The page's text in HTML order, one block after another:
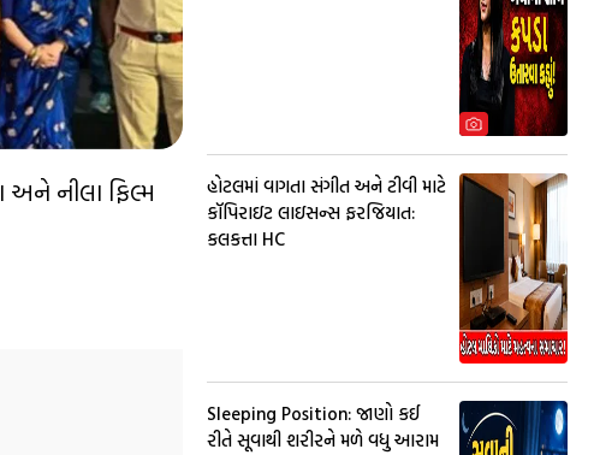
અને નીલા ફિલ્મ
હોટલમાં વાગતા સંગીત અને ટીવી માટે
કૉપિરાઇટ લાઇસન્સ ફરજિયાત:
કલકત્તા HC
Sleeping Position: જાણો કઈ
રીતે સૂવાથી શરીરને મળે વધુ આરામ